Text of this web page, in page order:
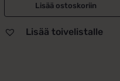
Lisää ostoskoriin
Lisää toivelistalle